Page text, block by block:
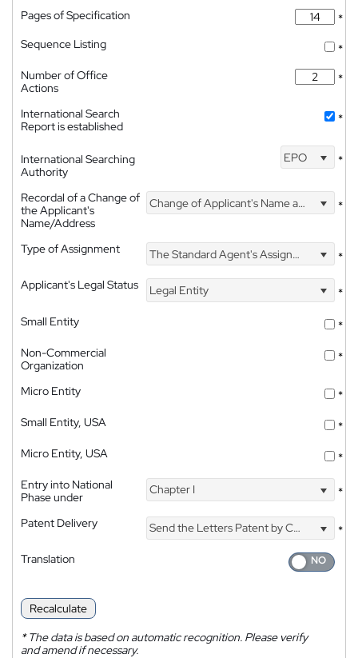
Pages of Specification
*
Sequence Listing
*
Number of Office
Actions
*
International Search
Report is established
*
International Searching
Authority
EPO *
Recordal of a Change of
the Applicant's
Name/Address
Change of Applicant's Name and Address *
Type of Assignment The Standard Agent's Assignment
*
Applicant's Legal Status
Legal Entity
*
Small Entity
*
Non-Commercial
Organization
*
Micro Entity
*
Small Entity, USA
*
Micro Entity, USA
*
Entry into National
Phase under
Chapter I *
Patent Delivery Send the Letters Patent by Courier
*
Translation
Recalculate
*The data is based on automatic recognition. Please verify
and amend if necessary.